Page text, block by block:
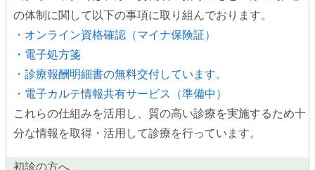
の体制に関して以下の事項に取り組んでおります。
・オンライン資格確認（マイナ保険証）
・電子処方箋
・診療報酬明細書の無料交付しています。
・電子カルテ情報共有サービス（準備中）
これらの仕組みを活用し、質の高い診療を実施するため十
分な情報を取得・活用して診療を行っています。
初診の方へ